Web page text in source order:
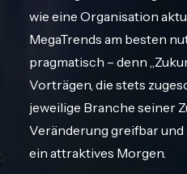
wie eine Organisation
MegaTrends am besten
pragmatisch – denn
Vorträgen, die stets
jeweilige Branche seiner
Veränderung greifbar und
ein attraktives Morgen.